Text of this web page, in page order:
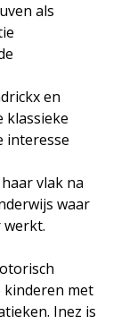
als
en
klassieke
interesse
vlak na
waar
werkt.
kinderen met
Inez is